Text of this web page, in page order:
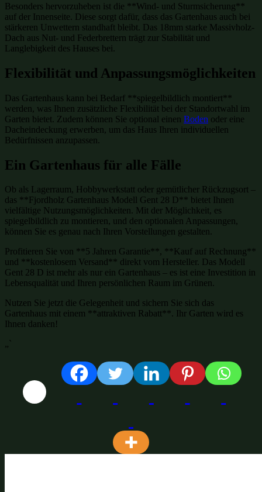
Besonders hervorzuheben ist die **Wind- und Sturmsicherung**
auf der Innenseite. Diese sorgt dafür, dass das Gartenhaus auch bei
stärkeren Unwettern standhaft bleibt. Das 18mm starke Massivholz-
Dach aus Nut- und Federbrettern trägt zur Stabilität und
Langlebigkeit des Hauses bei.
Flexibilität und Anpassungsmöglichkeiten
Das Gartenhaus kann bei Bedarf **spiegelbildlich montiert**
werden, was Ihnen zusätzliche Flexibilität bei der Standortwahl im
Garten bietet. Zudem können Sie optional einen Boden oder eine
Dacheindeckung erwerben, um das Haus Ihren individuellen
Bedürfnissen anzupassen.
Ein Gartenhaus für alle Fälle
Ob als Lagerraum, Hobbywerkstatt oder gemütlicher Rückzugsort –
das **Fjordholz Gartenhaus Modell Gent 28 D** bietet Ihnen
vielfältige Nutzungsmöglichkeiten. Mit der Möglichkeit, es
spiegelbildlich zu montieren, und den optionalen Anpassungen,
können Sie es genau nach Ihren Vorstellungen gestalten.
Profitieren Sie von **5 Jahren Garantie**, **Kauf auf Rechnung**
und **kostenlosem Versand** direkt vom Hersteller. Das Modell
Gent 28 D ist mehr als nur ein Gartenhaus – es ist eine Investition in
Lebensqualität und Ihren persönlichen Raum im Grünen.
Nutzen Sie jetzt die Gelegenheit und sichern Sie sich das
Gartenhaus mit einem **attraktiven Rabatt**. Ihr Garten wird es
Ihnen danken!
„`